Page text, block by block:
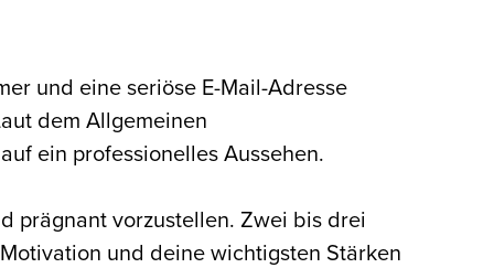
und eine seriöse E-Mail-Adresse
dem Allgemeinen
ein professionelles Aussehen.
prägnant vorzustellen. Zwei bis drei
und deine wichtigsten Stärken